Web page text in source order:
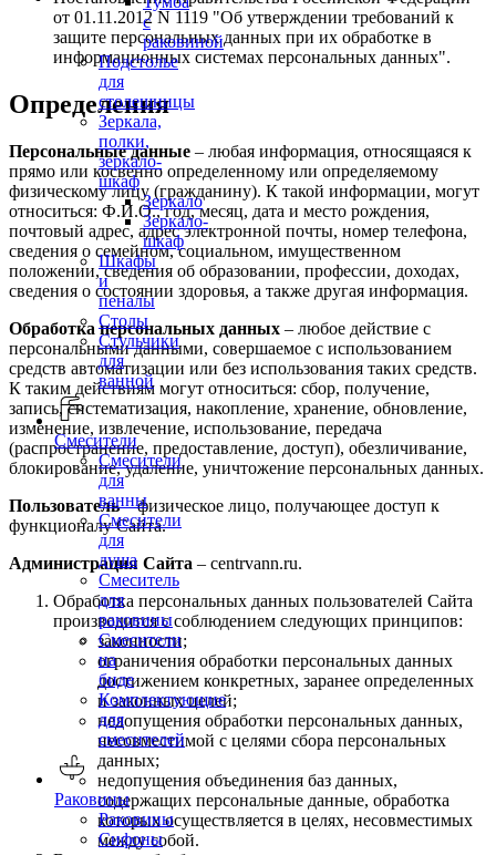
с
раковиной
Подстолье
для
столешницы
Зеркала,
полки,
зеркало-
шкаф
Зеркало
Зеркало-
шкаф
Шкафы
и
пеналы
Столы
Стульчики
для
ванной
Смесители
Смесители
для
ванны
Смесители
для
душа
Смеситель
для
раковины
Смесители
на
биде
Комплектующие
для
смесителей
Раковины
Раковины
Сифоны
от 01.11.2012 N 1119 "Об утверждении требований к
защите персональных данных при их обработке в
информационных системах персональных данных".
Определения
Персональные данные – любая информация, относящаяся к
прямо или косвенно определенному или определяемому
физическому лицу (гражданину). К такой информации, могут
относиться: Ф.И.О., год, месяц, дата и место рождения,
почтовый адрес, адрес электронной почты, номер телефона,
сведения о семейном, социальном, имущественном
положении, сведения об образовании, профессии, доходах,
сведения о состоянии здоровья, а также другая информация.
Обработка персональных данных – любое действие с
персональными данными, совершаемое с использованием
средств автоматизации или без использования таких средств.
К таким действиям могут относиться: сбор, получение,
запись, систематизация, накопление, хранение, обновление,
изменение, извлечение, использование, передача
(распространение, предоставление, доступ), обезличивание,
блокирование, удаление, уничтожение персональных данных.
Пользователь– физическое лицо, получающее доступ к
функционалу Сайта.
Администрация Сайта – centrvann.ru.
Обработка персональных данных пользователей Сайта
производится с соблюдением следующих принципов:
законности;
ограничения обработки персональных данных
достижением конкретных, заранее определенных
и законных целей;
недопущения обработки персональных данных,
несовместимой с целями сбора персональных
данных;
недопущения объединения баз данных,
содержащих персональные данные, обработка
которых осуществляется в целях, несовместимых
между собой.